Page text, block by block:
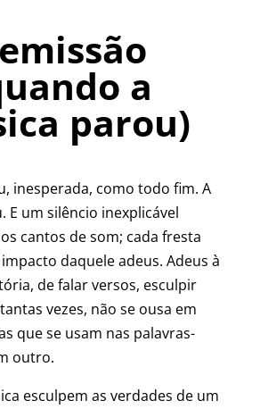
a
parou)
inesperada, como todo fim. A
E um silêncio inexplicável
cantos de som; cada fresta
daquele adeus. Adeus à
de falar versos, esculpir
vezes, não se ousa em
que se usam nas palavras-
outro.
esculpem as verdades de um